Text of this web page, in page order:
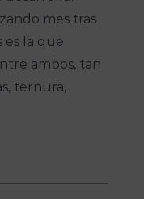
mes tras
es la que
ambos, tan
ternura,